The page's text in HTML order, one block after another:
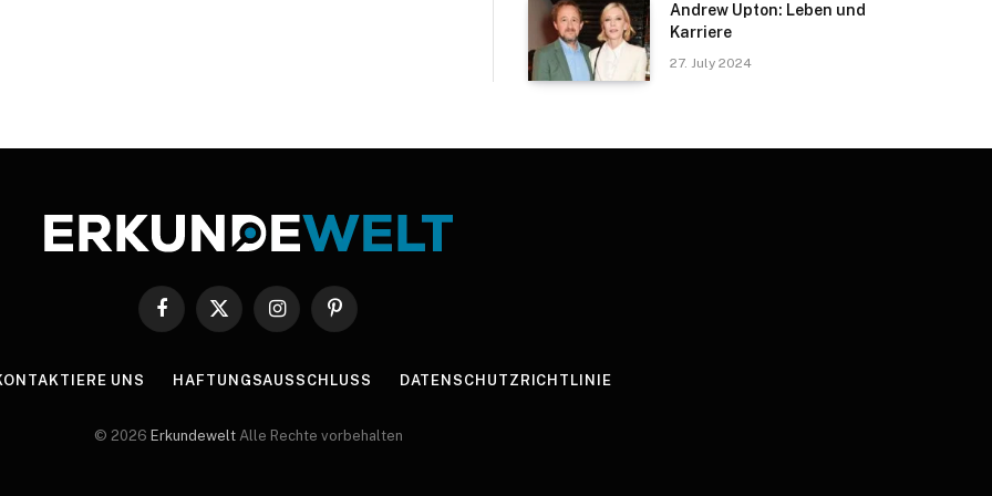
Andrew Upton: Leben und
Karriere
27. July 2024
Facebook
X
InstagramPinterest
UNS HAFTUNGSAUSSCHLUSS DATENSCHUTZRICHTLINIE
© 2026 Erkundewelt Alle Rechte vorbehalten